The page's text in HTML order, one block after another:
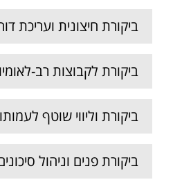
ביקורת חיצונית ועריכת
ביקורת לקבוצות רב-
ביקורת וליווי שוטף
ביקורת פנים וניהול